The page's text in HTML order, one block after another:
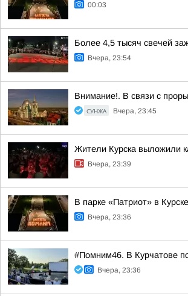
00:03
Более 4,5 тысяч свечей
Вчера, 23:54
Внимание!. В связи с
СУНЖА Вчера, 23:45
Жители Курска выложили
Вчера, 23:39
В парке «Патриот» в
Вчера, 23:36
#Помним46. В Курчатове
Вчера, 23:36